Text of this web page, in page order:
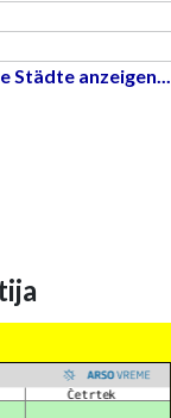
Städte anzeigen...